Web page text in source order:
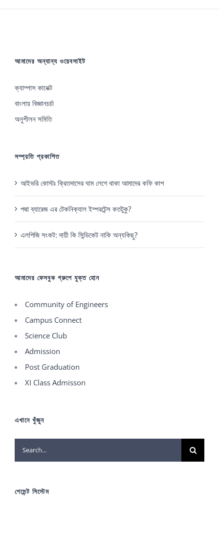
আমাদের অন্যান্য ওয়েবসাইট
ক্যাম্পাস কানেক্ট
বাংলায় বিজ্ঞানচর্চা
অনুশীলন সমিতি
সম্প্রতি প্রকাশিত
আইভরি কোস্টঃ ক্রিতদাসের ঘাম লেগে থাকা আমাদের কফি কাপ
পদ্মা ব্যারেজ এর টেকনিক্যাল ইম্পরটেন্স কতটুকু?
এলপিজি সংকট: দায়ী কি সিন্ডিকেট নাকি অন্যকিছু?
আমাদের ফেসবুক গ্রুপে যুক্ত হোন
Community of Engineers
Campus Connect
Science Club
Admission
Post Graduation
XI Class Admisson
এখানে খুঁজুন
Search
for:
পেমেন্ট সিস্টেম